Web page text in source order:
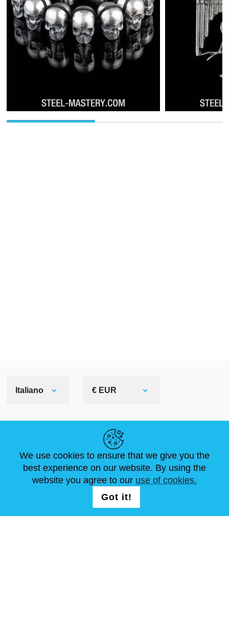
Italiano € EUR
NOTIZIE
ARTICOLI
ABOUT US
FAQ
DIMENSIONI STANDARD
CONTATTACI
We use cookies to ensure that we give you the
best experience on our website. By using the
website you agree to our use of cookies.
Got it!